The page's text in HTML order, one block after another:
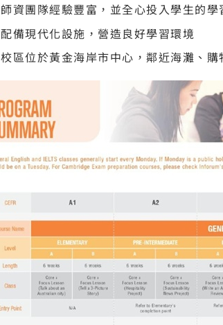
師資團隊經驗豐富，並全心投入學生的學
配備現代化設施，營造良好學習環境
校區位於黃金海岸市中心，鄰近海灘、